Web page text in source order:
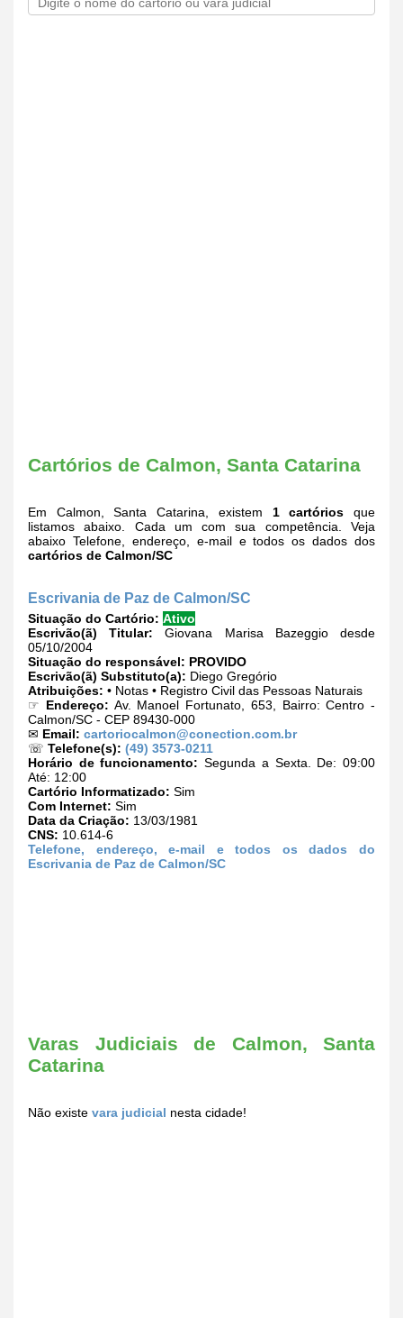
Cartórios de Calmon, Santa Catarina
Em Calmon, Santa Catarina, existem 1 cartórios que
listamos abaixo. Cada um com sua competência. Veja
abaixo Telefone, endereço, e-mail e todos os dados dos
cartórios de Calmon/SC
Escrivania de Paz de Calmon/SC
Situação do Cartório: Ativo
Escrivão(ã) Titular: Giovana Marisa Bazeggio desde
05/10/2004
Situação do responsável: PROVIDO
Escrivão(ã) Substituto(a): Diego Gregório
Atribuições: • Notas • Registro Civil das Pessoas Naturais
☞ Endereço: Av. Manoel Fortunato, 653, Bairro: Centro -
Calmon/SC - CEP 89430-000
✉ Email: cartoriocalmon@conection.com.br
☏ Telefone(s): (49) 3573-0211
Horário de funcionamento: Segunda a Sexta. De: 09:00
Até: 12:00
Cartório Informatizado: Sim
Com Internet: Sim
Data da Criação: 13/03/1981
CNS: 10.614-6
Telefone, endereço, e-mail e todos os dados do
Escrivania de Paz de Calmon/SC
Varas Judiciais de Calmon, Santa
Catarina
Não existe vara judicial nesta cidade!